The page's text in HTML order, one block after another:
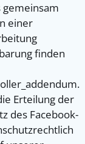
einer
finden
Erteilung der
des Facebook-